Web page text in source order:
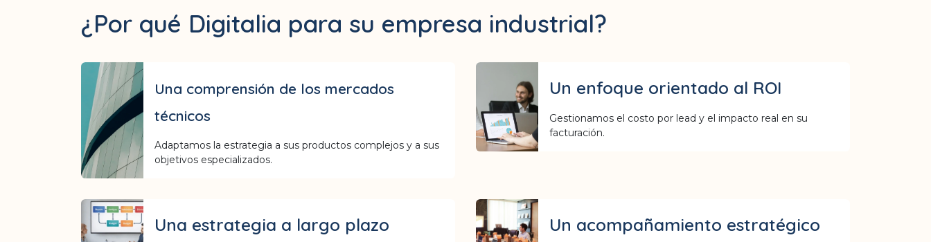
¿Por qué Digitalia para su empresa industrial?
Una comprensión de los mercados
técnicos
Adaptamos la estrategia a sus productos complejos y a sus
objetivos especializados.
Un enfoque orientado al ROI
Gestionamos el costo por lead y el impacto real en su
facturación.
Una estrategia a largo plazo Un acompañamiento estratégico